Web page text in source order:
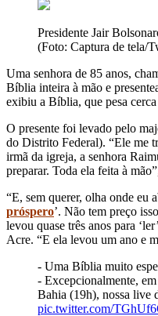
Presidente Jair
(Foto: Captura de tela/
Uma senhora de 85 anos,
Bíblia inteira à mão e
exibiu a Bíblia, que pesa
O presente foi levado pelo
do Distrito Federal). “Ele me
irmã da igreja, a senhora
preparar. Toda ela feita à
“E, sem querer, olha onde eu
próspero’. Não tem preço
levou quase três anos para
Acre. “E ela levou um ano e
- Uma Bíblia muito
- Excepcionalmente,
Bahia (19h), nossa live
pic.twitter.com/